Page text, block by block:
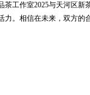
茶工作室2025与天河区
力。相信在未来，双方的